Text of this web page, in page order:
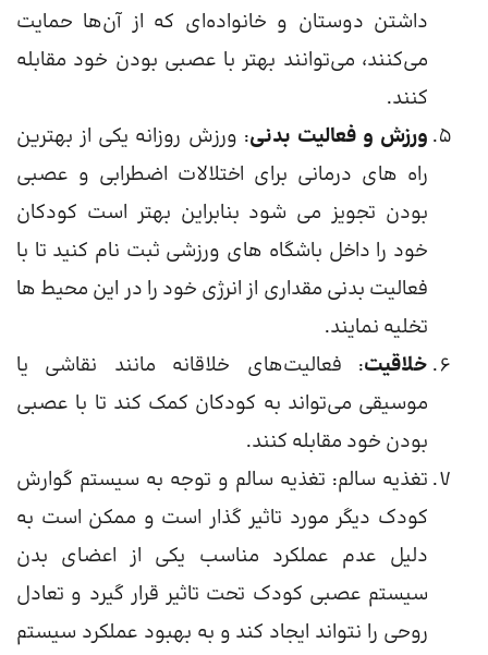
داشتن دوستان و خانواده‌ای که از آن‌ها حمایت
می‌کنند، می‌توانند بهتر با عصبی بودن خود مقابله
کنند.
ورزش و فعالیت بدنی: ورزش روزانه یکی از بهترین
راه های درمانی برای اختلالات اضطرابی و عصبی
بودن تجویز می شود بنابراین بهتر است کودکان
خود را داخل باشگاه های ورزشی ثبت نام کنید تا با
فعالیت بدنی مقداری از انرژی خود را در این محیط ها
تخلیه نمایند.
خلاقیت: فعالیت‌های خلاقانه مانند نقاشی یا
موسیقی می‌تواند به کودکان کمک کند تا با عصبی
بودن خود مقابله کنند.
تغذیه سالم: تغذیه سالم و توجه به سیستم گوارش
کودک دیگر مورد تاثیر گذار است و ممکن است به
دلیل عدم عملکرد مناسب یکی از اعضای بدن
سیستم عصبی کودک تحت تاثیر قرار گیرد و تعادل
روحی را نتواند ایجاد کند و به بهبود عملکرد سیستم